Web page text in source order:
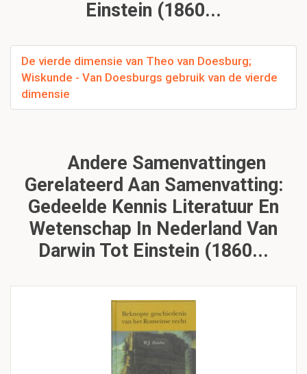
Einstein (1860...
De vierde dimensie van Theo van Doesburg;
Wiskunde - Van Doesburgs gebruik van de vierde
dimensie
Andere Samenvattingen
Gerelateerd Aan Samenvatting:
Gedeelde Kennis Literatuur En
Wetenschap In Nederland Van
Darwin Tot Einstein (1860...